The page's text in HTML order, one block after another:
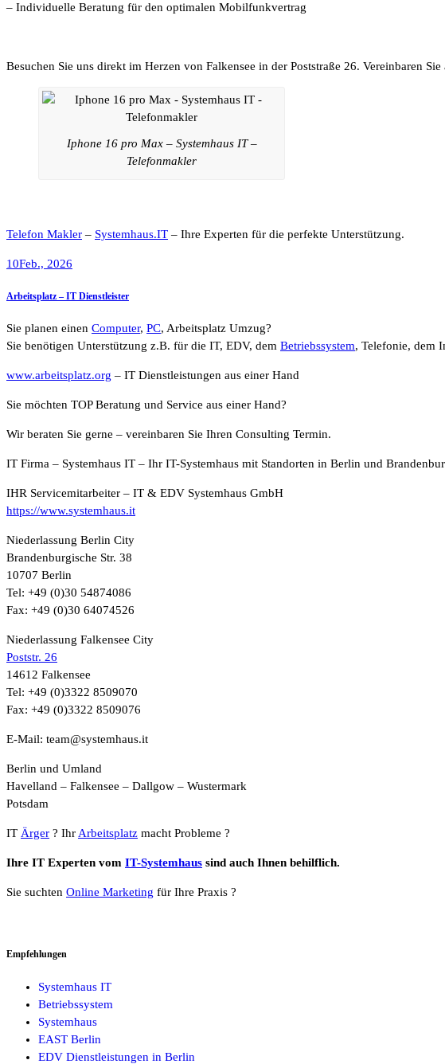
– Individuelle Beratung für den optimalen Mobilfunkvertrag
Besuchen Sie uns direkt im Herzen von Falkensee in der Poststraße 26. Vereinbaren
Iphone 16 pro Max – Systemhaus IT –
Telefonmakler
Telefon Makler – Systemhaus.IT – Ihre Experten für die perfekte Unterstützung.
10Feb., 2026
Arbeitsplatz – IT Dienstleister
Sie planen einen Computer, PC, Arbeitsplatz Umzug?
Sie benötigen Unterstützung z.B. für die IT, EDV, dem Betriebssystem, Telefonie, dem
www.arbeitsplatz.org – IT Dienstleistungen aus einer Hand
Sie möchten TOP Beratung und Service aus einer Hand?
Wir beraten Sie gerne – vereinbaren Sie Ihren Consulting Termin.
IT Firma – Systemhaus IT – Ihr IT-Systemhaus mit Standorten in Berlin und
IHR Servicemitarbeiter – IT & EDV Systemhaus GmbH
https://www.systemhaus.it
Niederlassung Berlin City
Brandenburgische Str. 38
10707 Berlin
Tel: +49 (0)30 54874086
Fax: +49 (0)30 64074526
Niederlassung Falkensee City
Poststr. 26
14612 Falkensee
Tel: +49 (0)3322 8509070
Fax: +49 (0)3322 8509076
E-Mail: team@systemhaus.it
Berlin und Umland
Havelland – Falkensee – Dallgow – Wustermark
Potsdam
IT Ärger ? IhrArbeitsplatz macht Probleme ?
Ihre IT Experten vom IT-Systemhaus sind auch Ihnen behilflich.
Sie suchten Online Marketing für Ihre Praxis ?
Empfehlungen
Systemhaus IT
Betriebssystem
Systemhaus
EAST Berlin
EDV Dienstleistungen in Berlin